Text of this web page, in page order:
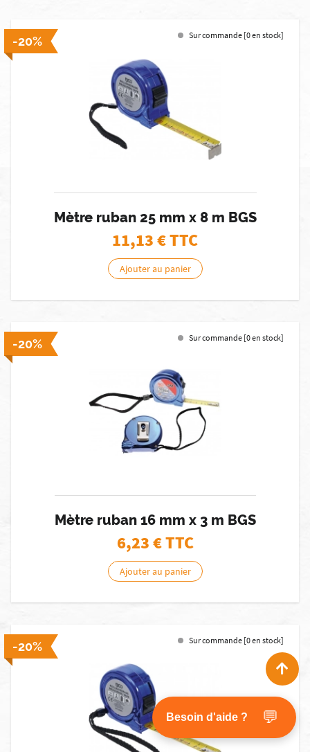
-20% Sur commande [0 en stock]
Mètre ruban 25 mm x 8 m BGS
11,13€ TTC
Ajouter au panier
-20% Sur commande [0 en stock]
Mètre ruban 16 mm x 3 m BGS
6,23€ TTC
Ajouter au panier
-20% Sur commande [0 en stock]
Besoin d'aide ? 💬